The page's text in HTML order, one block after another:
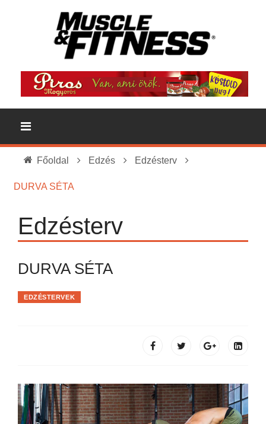
Főoldal Edzés Edzésterv
DURVA SÉTA
Edzésterv
DURVA SÉTA
EDZÉSTERVEK